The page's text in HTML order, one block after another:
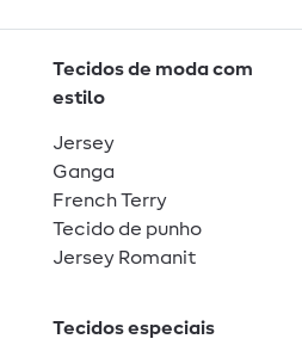
Tecidos de moda com
estilo
Jersey
Ganga
French Terry
Tecido de punho
Jersey Romanit
Tecidos especiais